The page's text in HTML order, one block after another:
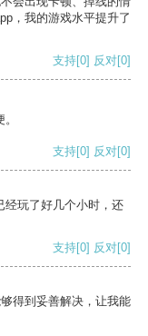
，我的游戏水平提升了
支持[0] 反对[0]
支持[0] 反对[0]
经玩了好几个小时，还
支持[0] 反对[0]
得到妥善解决，让我能